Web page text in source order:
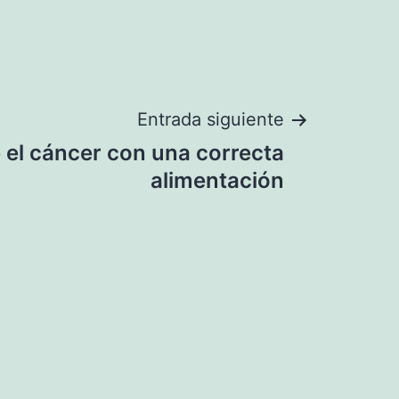
Entrada siguiente
el cáncer con una correcta
alimentación